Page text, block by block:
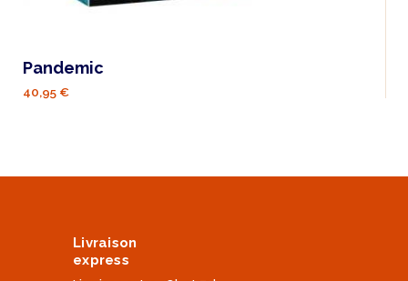
Pandemic
40,95 €
Livraison
express